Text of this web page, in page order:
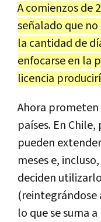
A comienzos de
señalado que
la cantidad de
enfocarse en la
licencia
Ahora
países. En
pueden
meses e,
deciden
(reintegrándose
lo que se suma